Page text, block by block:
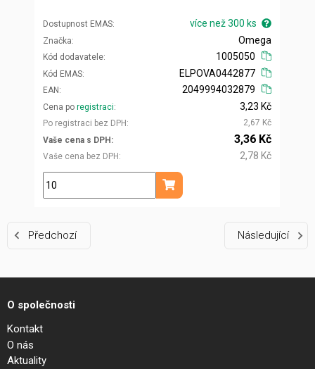
Dostupnost EMAS více než 300 ks
Značka
Kód dodavatele
Omega
1005050
Kód EMAS
EAN
ELPOVA0442877
2049994032879
Cena po registraci
Po registraci bez DPH
3,23 Kč
2,67 Kč
Vaše cena s DPH
Vaše cena bez DPH
3,36 Kč
2,78 Kč
ks
Přidat do košíku
Předchozí Následující
O společnosti
Kontakt
O nás
Aktuality